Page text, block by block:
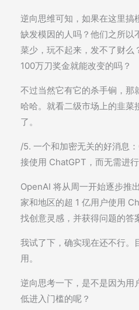
逆向思维可知，如果在这里搞
缺发模因的人吗？他们之所以
菜少，玩不起来，发不了财么
100万刀奖金就能改变的吗？
不过当然它有它的杀手锏，那
哈哈。就看二级市场上的韭菜
了。
/5. 一个和加密无关的好消息
接使用 ChatGPT，而无需进行
OpenAI 将从周一开始逐步推
家和地区的超 1 亿用户使用
找创意灵感，并获得问题的答
我试了下，确实现在还不行。
用。
逆向思考一下，是不是因为用
低进入门槛的呢？